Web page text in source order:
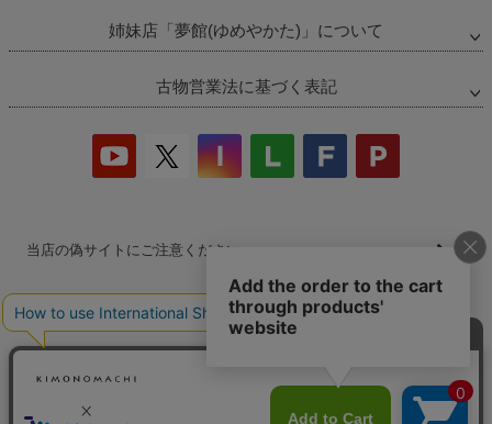
姉妹店「夢館(ゆめやかた)」について
古物営業法に基づく表記
当店の偽サイトにご注意ください
商品の無断販売・転売の禁止について